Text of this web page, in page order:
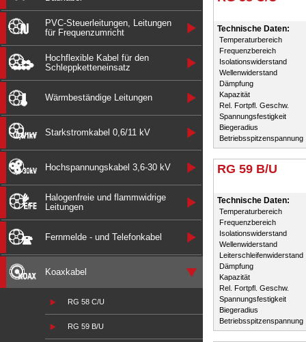
PVC-Steuerleitungen, Leitungen
für Frequenzumricht
Hochflexible Kabel für den
Schleppketteneinsatz
Wärmbeständige Leitungen
Starkstromkabel 0,6/11 kV
Hochspannungskabel 3,6-30 kV
Halogenfreie und flammwidrige
Leitungen
Fernmelde - und Telefonkabel
Koaxkabel
RG 58 C/U
RG 59 B/U
Technische Daten:
Temperaturbereich
Frequenzbereich
Isolationswiderstand
Wellenwiderstand
Dämpfung
Kapazität
Rel. Fortpfl. Geschw.
Spannungsfestigkeit
Biegeradius
Betriebsspitzenspannung
RG 59 B/U
Technische Daten:
Temperaturbereich
Frequenzbereich
Isolationswiderstand
Wellenwiderstand
Leiterschleifenwiderstand
Dämpfung
Kapazität
Rel. Fortpfl. Geschw.
Spannungsfestigkeit
Biegeradius
Betriebsspitzenspannung